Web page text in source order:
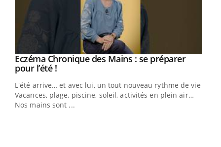
Youtube
Eczéma Chronique des Mains : se préparer
pour l’été !Youtube
L'été arrive… et avec lui, un tout nouveau rythme de vie !
Vacances, plage, piscine, soleil, activités en plein air…
Nos mains sont ...